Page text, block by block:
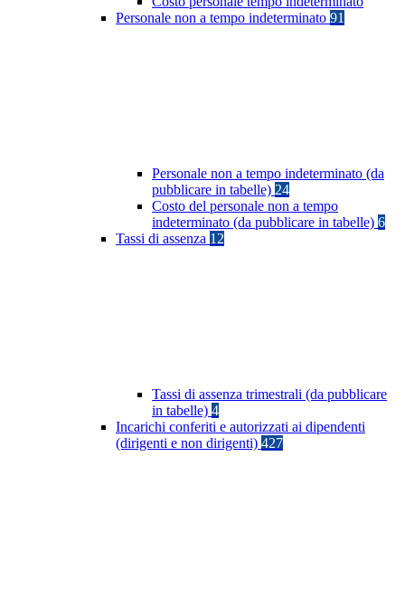
Personale non a tempo indeterminato 91
Personale non a tempo indeterminato (da
pubblicare in tabelle) 24
Costo del personale non a tempo
indeterminato (da pubblicare in tabelle) 6
Tassi di assenza 12
Tassi di assenza trimestrali (da pubblicare
in tabelle) 4
Incarichi conferiti e autorizzati ai dipendenti
(dirigenti e non dirigenti) 427